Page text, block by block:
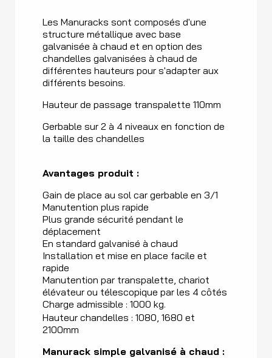
Les Manuracks sont composés d'une
structure métallique avec base
galvanisée à chaud et en option des
chandelles galvanisées à chaud de
différentes hauteurs pour s'adapter aux
différents besoins.
Hauteur de passage transpalette 110mm
Gerbable sur 2 à 4 niveaux en fonction de
la taille des chandelles
Avantages produit :
Gain de place au sol car gerbable en 3/1
Manutention plus rapide
Plus grande sécurité pendant le
déplacement
En standard galvanisé à chaud
Installation et mise en place facile et
rapide
Manutention par transpalette, chariot
élévateur ou télescopique par les 4 côtés
Charge admissible : 1000 kg.
Hauteur chandelles : 1080, 1680 et
2100mm
Manurack simple galvanisé à chaud :